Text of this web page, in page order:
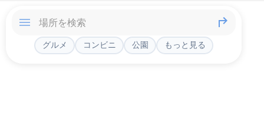
グルメ コンビニ 公園 もっと見る